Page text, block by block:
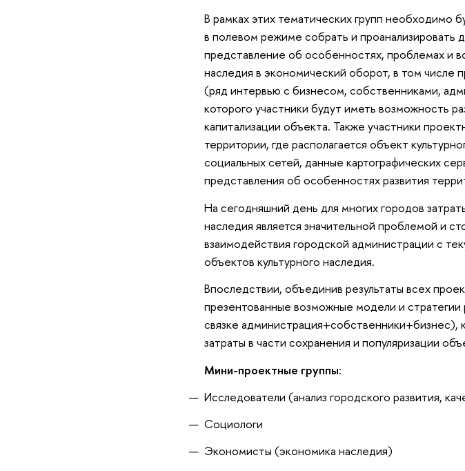
В рамках этих тематических групп необходимо
в полевом режиме собрать и
представление об особенностях, проблемах и
наследия в экономический оборот, в том числе
(ряд интервью с бизнесом, собственниками,
которого участники будут иметь возможность
капитализации объекта. Также участники
территории, где располагается объект
социальных сетей, данные картографических
представления об особенностях развития
На сегодняшний день для многих городов
наследия является значительной проблемой и
взаимодействия городской администрации с
объектов культурного наследия.
Впоследствии, объединив результаты всех
презентованные возможные модели и
связке
затраты в части сохранения и популяризации
Мини-проектные группы:
Исследователи (анализ городского развития,
Социологи
Экономисты (экономика наследия)